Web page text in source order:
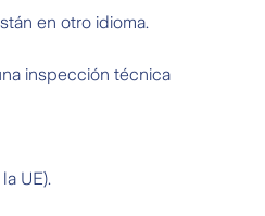
en otro idioma.
inspección técnica
UE).